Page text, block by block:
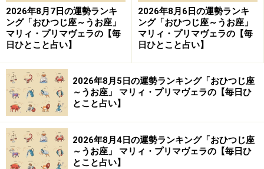
幸運の星・木星と改革の星・天王星のＷパワーで、思い
がけない方向に話が進んでいきそうです。
イレギュラーな誘いがかかったり、これまでとはまるで
違うジャンルにスカウトされたりしそう。“せっかくだか
ら”マインドで話に乗ってみましょう。あなたの中に隠れ
ている才能や適性が目覚めて、第二の人生がスタートし
そう。12年に1度の大幸運期のビッグウェーブを逃さな
いで！
2026年8月7日の運勢ランキ
ング「おひつじ座～うお座」
マリィ・プリマヴェラの【毎
日ひとこと占い】
2026年8月6日の運勢ランキ
ング「おひつじ座～うお座」
マリィ・プリマヴェラの【毎
日ひとこと占い】
2026年8月5日の運勢ランキング「おひつじ座
～うお座」 マリィ・プリマヴェラの【毎日ひ
とこと占い】
2026年8月4日の運勢ランキング「おひつじ座
～うお座」 マリィ・プリマヴェラの【毎日ひ
とこと占い】